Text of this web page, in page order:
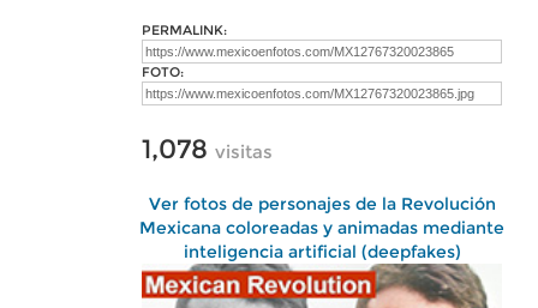
PERMALINK:
FOTO:
1,078 visitas
Ver fotos de personajes de la Revolución
Mexicana coloreadas y animadas mediante
inteligencia artificial (deepfakes)